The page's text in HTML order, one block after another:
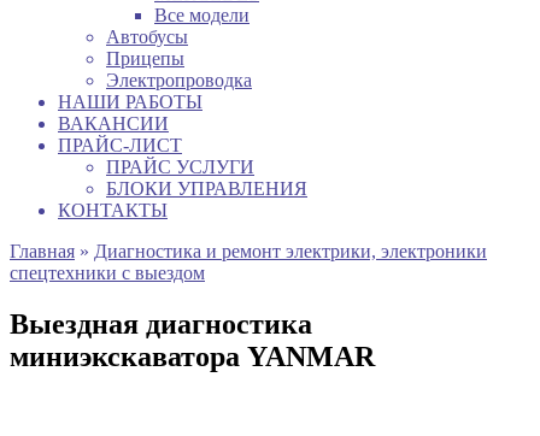
Все модели
Автобусы
Прицепы
Электропроводка
НАШИ РАБОТЫ
ВАКАНСИИ
ПРАЙС-ЛИСТ
ПРАЙС УСЛУГИ
БЛОКИ УПРАВЛЕНИЯ
КОНТАКТЫ
Главная » Диагностика и ремонт электрики, электроники
спецтехники с выездом
Выездная диагностика
миниэкскаватора YANMAR